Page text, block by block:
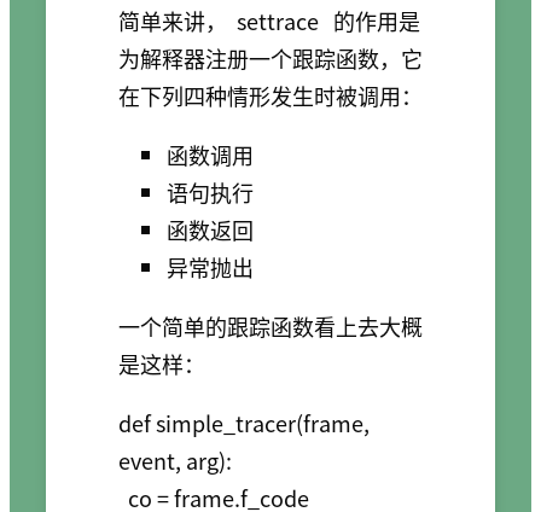
简单来讲， settrace 的作用是
为解释器注册一个跟踪函数，它
在下列四种情形发生时被调用：
函数调用
语句执行
函数返回
异常抛出
一个简单的跟踪函数看上去大概
是这样：
def simple_tracer(frame,
event, arg):